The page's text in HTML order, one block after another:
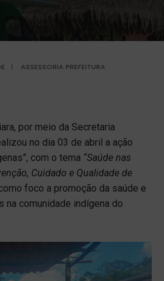
|
ASSESSORIA PREFEITURA
por meio da Secretaria
no dia 03 de abril a ação
com o tema “Saúde nas
Cuidado e Qualidade de
foco a promoção da saúde e
na comunidade indígena do